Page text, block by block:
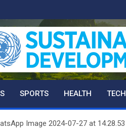
SPORTS HEALTH TECH
Image 2024-07-27 at 14.28.53